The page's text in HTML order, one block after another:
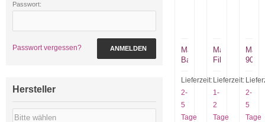
Marttiini
Basic
Filletier
Messer
Lieferzeit:
2-
5
Tage
Martiini
Filletiermesser
Lieferzeit:
1-
2
Tage
4"
mit
2-
5
Tage
Passwort:
Passwort vergessen? ANMELDEN
Hersteller